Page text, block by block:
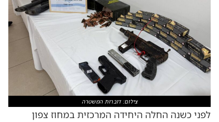
צילום: דוברות המשטרה
לפני כשנה החלה היחידה המרכזית במחוז צפון